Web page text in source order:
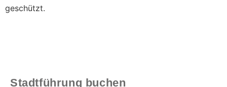
geschützt.
Stadtführung buchen